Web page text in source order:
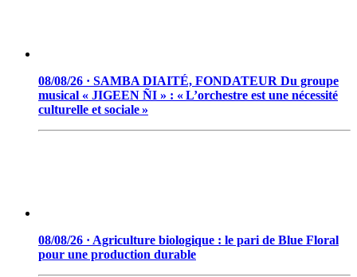
08/08/26 · SAMBA DIAITÉ, FONDATEUR Du groupe
musical « JIGEEN ÑI » : « L’orchestre est une nécessité
culturelle et sociale »
08/08/26 · Agriculture biologique : le pari de Blue Floral
pour une production durable